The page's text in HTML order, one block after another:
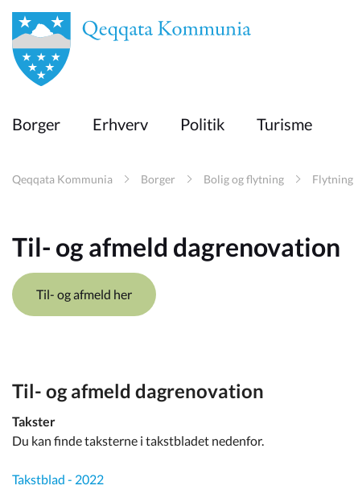
en
Borger
Erhverv
Politik
Turisme
Selvbetjening
Om Kommunen
Borger Erhverv Politik Turisme
Qeqqata Kommunia Borger Bolig og flytning Flytning
Til- og afmeld dagrenovation
Til- og afmeld her
Til- og afmeld dagrenovation
Takster
Du kan finde taksterne i takstbladet nedenfor.
Takstblad - 2022